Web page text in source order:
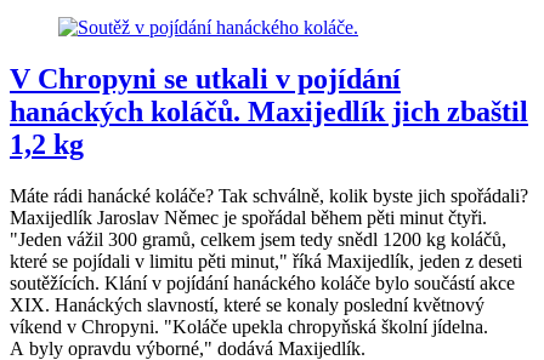
V Chropyni se utkali v pojídání
hanáckých koláčů. Maxijedlík jich zbaštil
1,2 kg
Máte rádi hanácké koláče? Tak schválně, kolik byste jich spořádali?
Maxijedlík Jaroslav Němec je spořádal během pěti minut čtyři.
"Jeden vážil 300 gramů, celkem jsem tedy snědl 1200 kg koláčů,
které se pojídali v limitu pěti minut," říká Maxijedlík, jeden z deseti
soutěžících. Klání v pojídání hanáckého koláče bylo součástí akce
XIX. Hanáckých slavností, které se konaly poslední květnový
víkend v Chropyni. "Koláče upekla chropyňská školní jídelna.
A byly opravdu výborné," dodává Maxijedlík.